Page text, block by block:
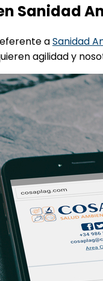
Sanidad
aSanidad
agilidad y